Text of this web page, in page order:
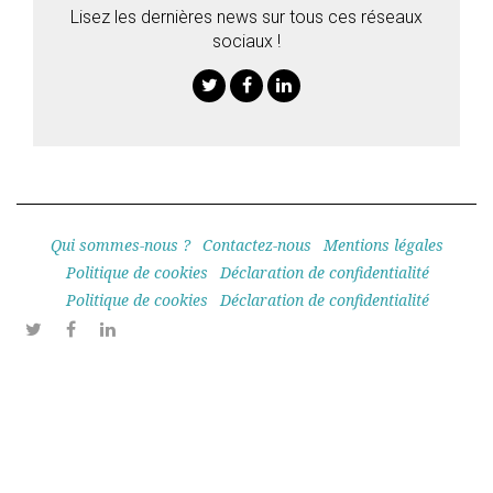
Lisez les dernières news sur tous ces réseaux
sociaux !
Qui sommes-nous ? Contactez-nous
Mentions légales
Politique de cookies
Déclaration de confidentialité
Politique de cookies
Déclaration de confidentialité